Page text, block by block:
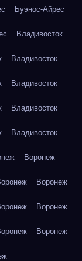
Буэнос-Айрес
Владивосток
Владивосток
Владивосток
Владивосток
Владивосток
Воронеж
Воронеж
Воронеж
Воронеж